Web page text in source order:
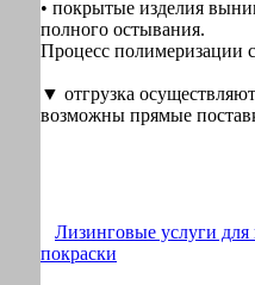
• покрытые изделия
полного остывания.
Процесс полимеризации
▼ отгрузка
возможны прямые
Лизинговые услуги
покраски